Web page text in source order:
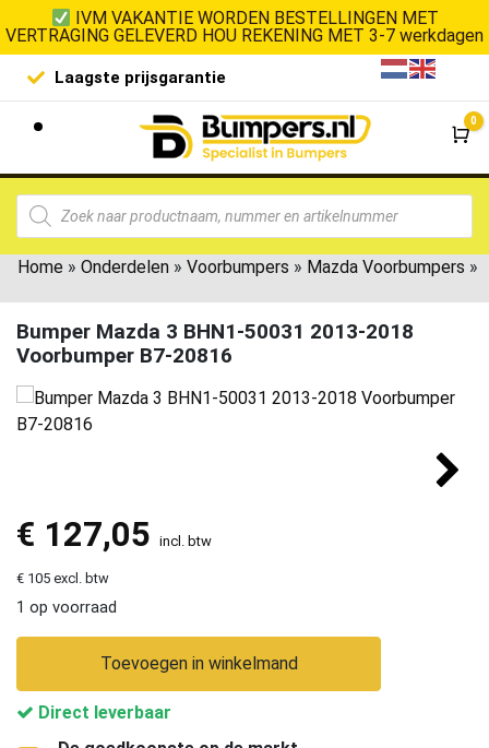
IVM VAKANTIE WORDEN BESTELLINGEN MET
VERTRAGING GELEVERD HOU REKENING MET 3-7 werkdagen
Laagste prijsgarantie De
0
Home » Onderdelen » Voorbumpers » Mazda Voorbumpers »
Bumper Mazda 3 BHN1-50031 2013-2018
Voorbumper B7-20816
€ 127,05 incl. btw
€ 105 excl. btw
1 op voorraad
Toevoegen in winkelmand
Direct leverbaar